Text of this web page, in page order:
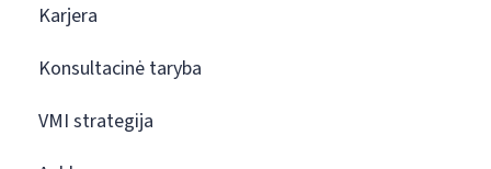
Karjera
Konsultacinė taryba
VMI strategija